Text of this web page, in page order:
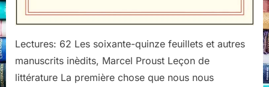
Lectures: 62 Les soixante-quinze feuillets et autres
manuscrits inèdits, Marcel Proust Leçon de
littérature La première chose que nous nous